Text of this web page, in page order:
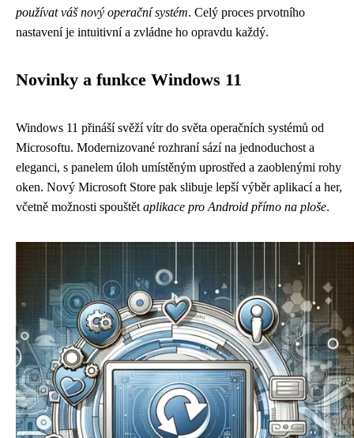
používat váš nový operační systém. Celý proces prvotního
nastavení je intuitivní a zvládne ho opravdu každý.
Novinky a funkce Windows 11
Windows 11 přináší svěží vítr do světa operačních systémů od
Microsoftu. Modernizované rozhraní sází na jednoduchost a
eleganci, s panelem úloh umístěným uprostřed a zaoblenými rohy
oken. Nový Microsoft Store pak slibuje lepší výběr aplikací a her,
včetně možnosti spouštět aplikace pro Android přímo na ploše.